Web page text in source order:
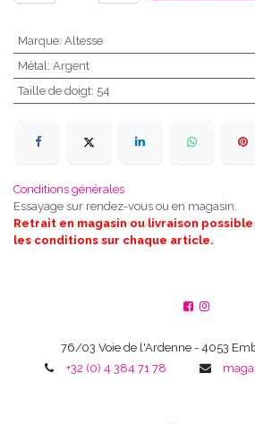
Marque: Altesse
Métal: Argent
Taille de doigt: 54
Conditions générales
Essayage sur rendez-vous ou en magasin.
Retrait en magasin ou livraison
les conditions sur chaque article.
76/03 Voie de l'Ardenne - 4053
+32 (0) 4 384 71 78